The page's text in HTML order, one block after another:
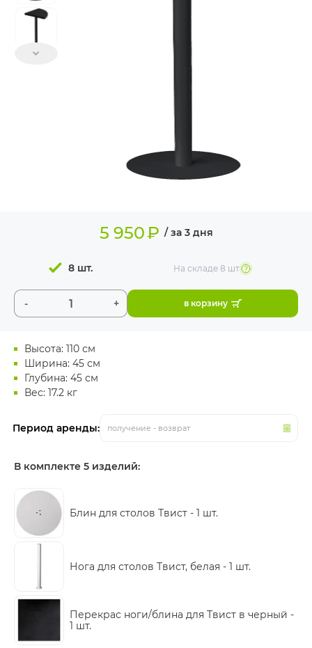
ИЗДЕЛИЯ ДЛЯ
ТЕХНИЧЕСКОЕ
Высота: 110 см
Ширина: 45 см
Глубина: 45 см
Вес: 17.2 кг
Период аренды: получение - возврат
5 950₽ / за 3 дня
- +
8 шт. На складе8 шт
в корзину
В комплекте 5 изделий:
Блин для столов Твист - 1 шт.
Нога для столов Твист, белая - 1 шт.
Перекрас ноги/блина для Твист в черный -
1 шт.